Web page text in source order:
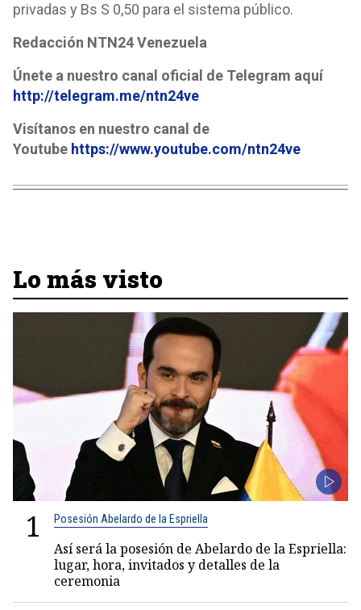
privadas y Bs S 0,50 para el sistema público.
Redacción NTN24 Venezuela
Únete a nuestro canal oficial de Telegram aquí
http://telegram.me/ntn24ve
Visítanos en nuestro canal de
Youtube https://www.youtube.com/ntn24ve
Lo más visto
1 Posesión Abelardo de la Espriella
Así será la posesión de Abelardo de la Espriella:
lugar, hora, invitados y detalles de la
ceremonia